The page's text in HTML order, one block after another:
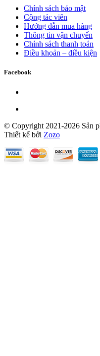
Chính sách bảo mật
Cộng tác viên
Hướng dẫn mua hàng
Thông tin vận chuyển
Chính sách thanh toán
Điều khoản – điều kiện
Facebook
© Copyright 2021-2026 Sản
Thiết kế bởi Zozo